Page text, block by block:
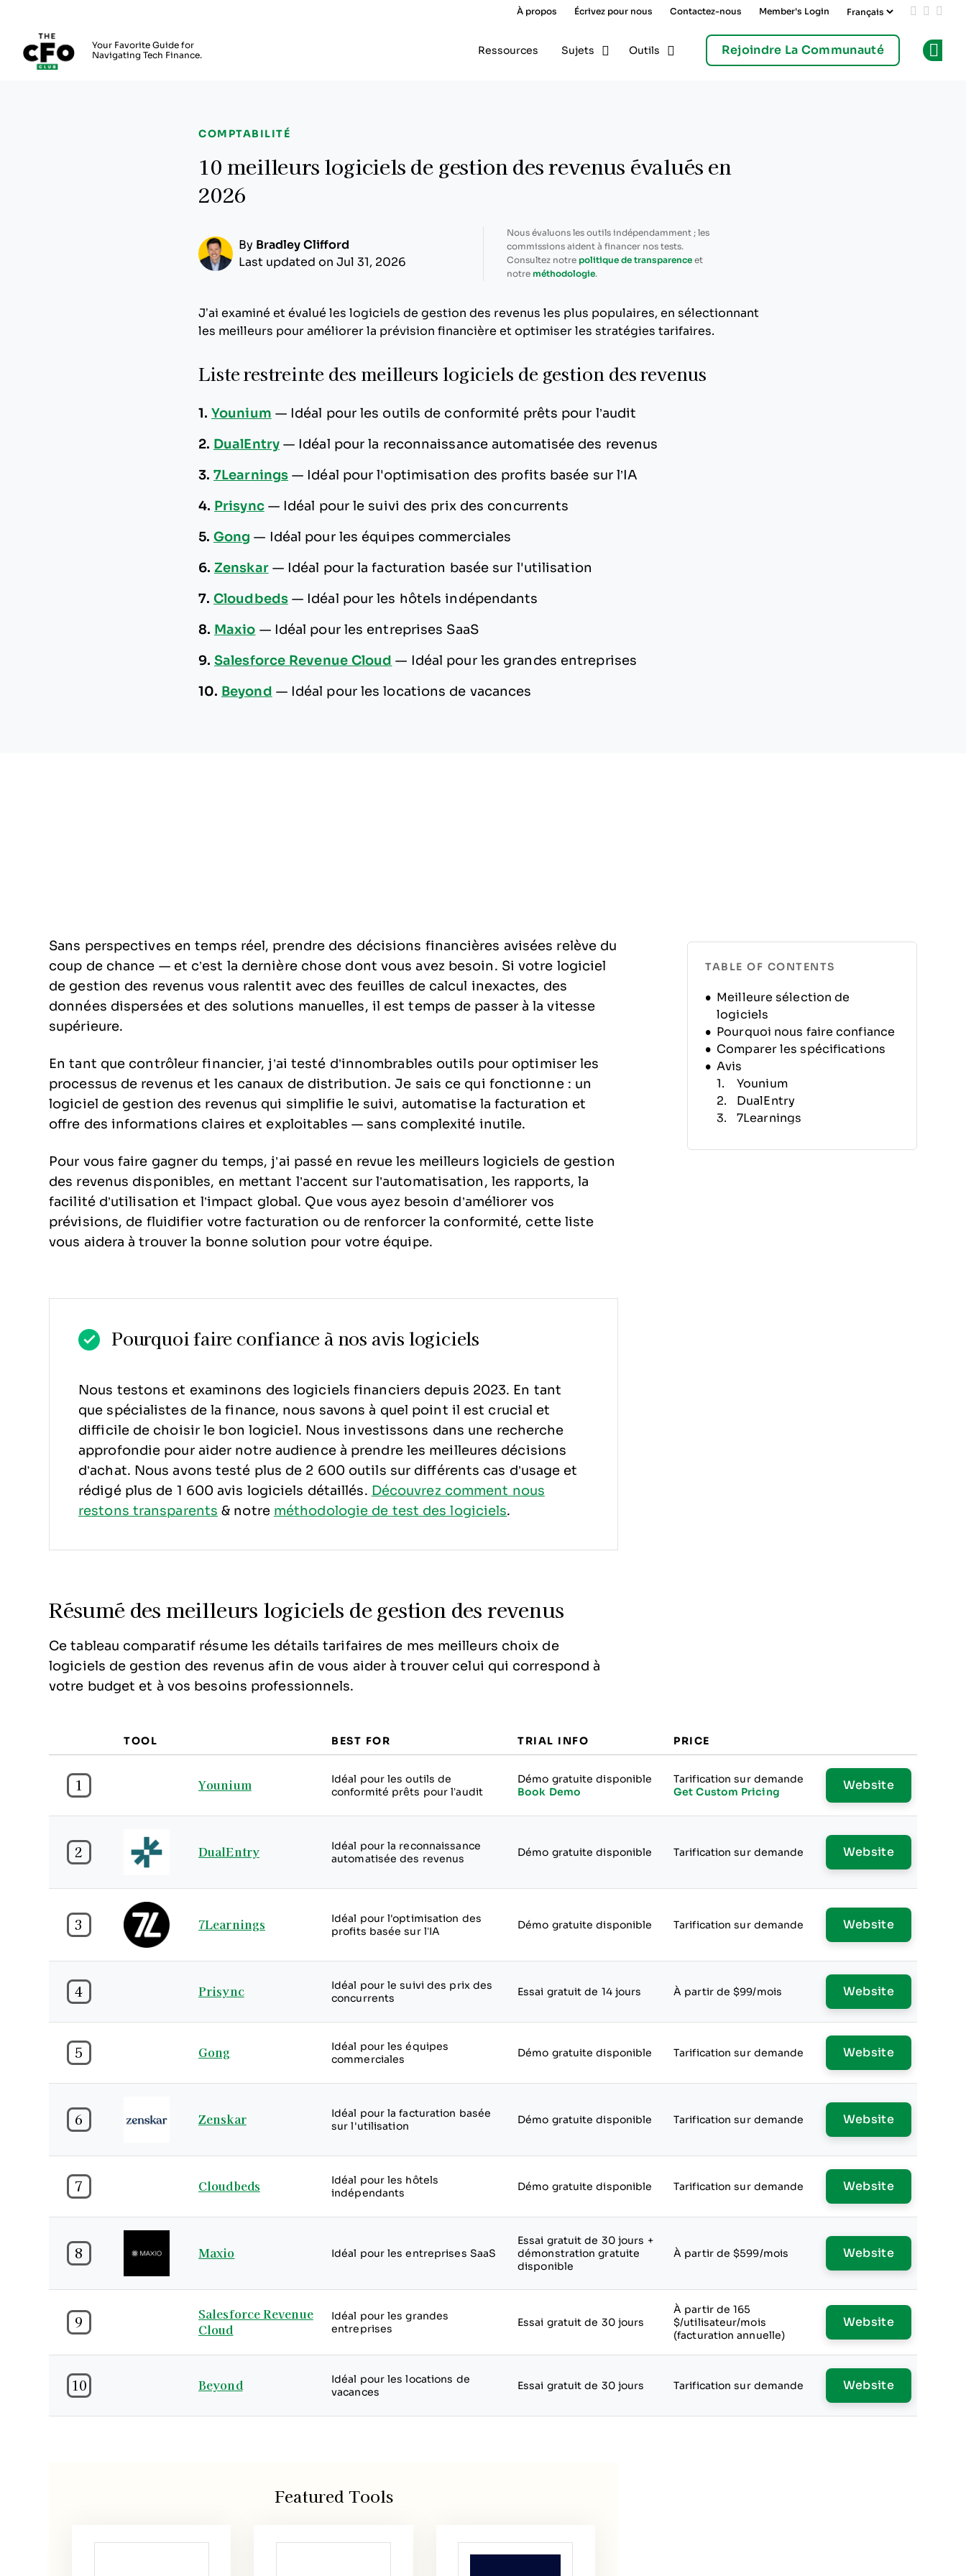
À propos Écrivez pour nous Contactez-nous Member's Login Add us
Follow
Your Favorite Guide for
Navigating Tech Finance.
Ressources Sujets Outils Rejoindre La Communauté
COMPTABILITÉ
10 meilleurs logiciels de gestion des revenus évalués en
2026
By Bradley Clifford
Last updated on Jul 31, 2026
Nous évaluons les outils indépendamment ; les
commissions aident à financer nos tests.
Consultez notre politique de transparenceet
notre méthodologie.
J’ai examiné et évalué les logiciels de gestion des revenus les plus populaires, en sélectionnant
les meilleurs pour améliorer la prévision financière et optimiser les stratégies tarifaires.
Liste restreinte des meilleurs logiciels de gestion des revenus
1. Younium — Idéal pour les outils de conformité prêts pour l’audit
2. DualEntry — Idéal pour la reconnaissance automatisée des revenus
3. 7Learnings — Idéal pour l'optimisation des profits basée sur l’IA
4. Prisync — Idéal pour le suivi des prix des concurrents
5. Gong — Idéal pour les équipes commerciales
6. Zenskar — Idéal pour la facturation basée sur l'utilisation
7. Cloudbeds — Idéal pour les hôtels indépendants
8. Maxio — Idéal pour les entreprises SaaS
9. Salesforce Revenue Cloud — Idéal pour les grandes entreprises
10. Beyond — Idéal pour les locations de vacances
Sans perspectives en temps réel, prendre des décisions financières avisées relève du
coup de chance — et c’est la dernière chose dont vous avez besoin. Si votre logiciel
de gestion des revenus vous ralentit avec des feuilles de calcul inexactes, des
données dispersées et des solutions manuelles, il est temps de passer à la vitesse
supérieure.
En tant que contrôleur financier, j’ai testé d’innombrables outils pour optimiser les
processus de revenus et les canaux de distribution. Je sais ce qui fonctionne : un
logiciel de gestion des revenus qui simplifie le suivi, automatise la facturation et
offre des informations claires et exploitables — sans complexité inutile.
Pour vous faire gagner du temps, j’ai passé en revue les meilleurs logiciels de gestion
des revenus disponibles, en mettant l’accent sur l’automatisation, les rapports, la
facilité d’utilisation et l’impact global. Que vous ayez besoin d’améliorer vos
prévisions, de fluidifier votre facturation ou de renforcer la conformité, cette liste
vous aidera à trouver la bonne solution pour votre équipe.
Pourquoi faire confiance à nos avis logiciels
Nous testons et examinons des logiciels financiers depuis 2023. En tant
que spécialistes de la finance, nous savons à quel point il est crucial et
difficile de choisir le bon logiciel. Nous investissons dans une recherche
approfondie pour aider notre audience à prendre les meilleures décisions
d’achat. Nous avons testé plus de 2 600 outils sur différents cas d’usage et
rédigé plus de 1 600 avis logiciels détaillés. Découvrez comment nous
restons transparents & notre méthodologie de test des logiciels.
Résumé des meilleurs logiciels de gestion des revenus
Ce tableau comparatif résume les détails tarifaires de mes meilleurs choix de
logiciels de gestion des revenus afin de vous aider à trouver celui qui correspond à
votre budget et à vos besoins professionnels.
TOOL BEST FOR TRIAL INFO PRICE
1 Younium
Idéal pour les outils de
conformité prêts pour l’audit
Démo gratuite disponible
Book Demo
Tarification sur demande
Get Custom Pricing
Website
2 DualEntry
Idéal pour la reconnaissance
automatisée des revenus
Démo gratuite disponible Tarification sur demande Website
3 7Learnings
Idéal pour l'optimisation des
profits basée sur l’IA
Démo gratuite disponible Tarification sur demande Website
4 Prisync
Idéal pour le suivi des prix des
concurrents
Essai gratuit de 14 jours À partir de $99/mois Website
5 Gong
Idéal pour les équipes
commerciales
Démo gratuite disponible Tarification sur demande Website
6 Zenskar
Idéal pour la facturation basée
sur l'utilisation
Démo gratuite disponible Tarification sur demande Website
7 Cloudbeds
Idéal pour les hôtels
indépendants
Démo gratuite disponible Tarification sur demande Website
8 Maxio Idéal pour les entreprises SaaS
Essai gratuit de 30 jours +
démonstration gratuite
disponible
À partir de $599/mois Website
9
Salesforce Revenue
Cloud
Idéal pour les grandes
entreprises
Essai gratuit de 30 jours
À partir de 165
$/utilisateur/mois
(facturation annuelle)
Website
10 Beyond
Idéal pour les locations de
vacances
Essai gratuit de 30 jours Tarification sur demande Website
Featured Tools
TABLE OF CONTENTS
Meilleure sélection de
logiciels
Pourquoi nous faire confiance
Comparer les spécifications
Avis
Younium
DualEntry
7Learnings
Gong